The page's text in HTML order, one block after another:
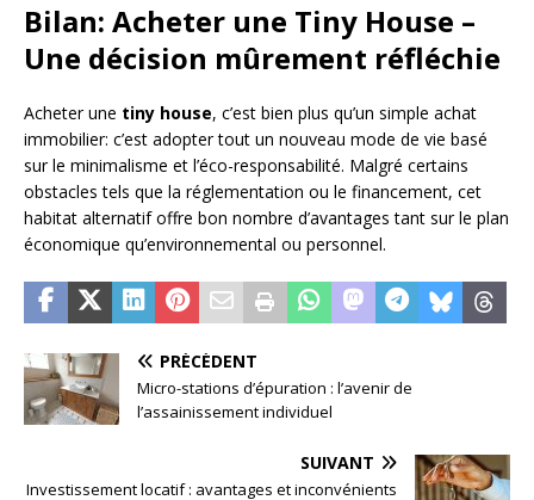
Bilan: Acheter une Tiny House –
Une décision mûrement réfléchie
Acheter une tiny house, c’est bien plus qu’un simple achat
immobilier: c’est adopter tout un nouveau mode de vie basé
sur le minimalisme et l’éco-responsabilité. Malgré certains
obstacles tels que la réglementation ou le financement, cet
habitat alternatif offre bon nombre d’avantages tant sur le plan
économique qu’environnemental ou personnel.
PRÉCÉDENT
Micro-stations d’épuration : l’avenir de
l’assainissement individuel
SUIVANT
Investissement locatif : avantages et inconvénients